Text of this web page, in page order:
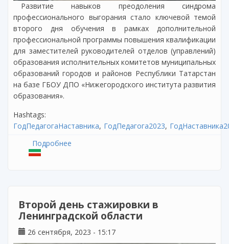
Развитие навыков преодоления синдрома
профессионального выгорания стало ключевой темой
второго дня обучения в рамках дополнительной
профессиональной программы повышения квалификации
для заместителей руководителей отделов (управлений)
образования исполнительных комитетов муниципальных
образований городов и районов Республики Татарстан
на базе ГБОУ ДПО «Нижегородского института развития
образования».
Hashtags:
ГодПедагогаНаставника ГодПедагога2023
Подробнее
Второй день стажировки в
Ленинградской области
26 сентября, 2023 - 15:17